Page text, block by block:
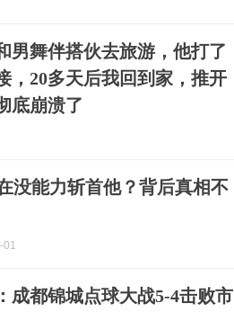
男舞伴搭伙去旅游，他打了
，20多天后我回到家，推开
底崩溃了
没能力斩首他？背后真相不
01
成都锦城点球大战5-4击败市